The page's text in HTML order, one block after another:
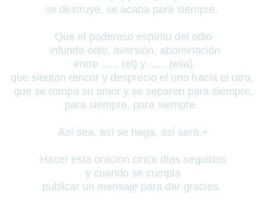
se destruye, se acaba para siempre.
Que el poderoso espíritu del odio
infunda odio, aversión, abominación
entre ...... (el) y ...... (ella)
que sientan rencor y desprecio el uno hacia el otro,
que se rompa su amor y se separen para siempre,
para siempre, para siempre.
Así sea, así se haga, así será.+
Hacer esta oración cinco días seguidos
y cuando se cumpla
publicar un mensaje para dar gracias.